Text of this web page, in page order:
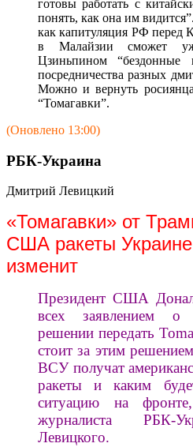
готовы работать с
понять, как она им
как капитуляция РФ перед
в Малайзии сможет
Цзиньпином “бездонные
посредничества разных
Можно и вернуть
“Томагавки”.
(Оновлено 13:00)
РБК-Украина
Дмитрий Левицкий
«Томагавки» от
США ракеты Украине
изменит
Президент США
всех заявлением о
решении передать
стоит за этим
ВСУ получат
ракеты и каким
ситуацию на
журналиста РБК-
Левицкого.